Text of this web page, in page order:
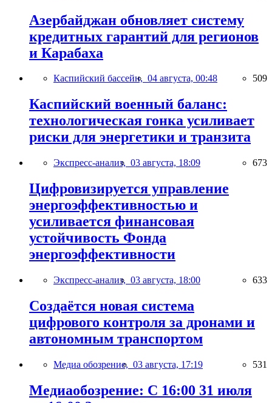
Азербайджан обновляет систему
кредитных гарантий для регионов
и Карабаха
Каспийский бассейн, 04 августа, 00:48 509
Каспийский военный баланс:
технологическая гонка усиливает
риски для энергетики и транзита
Экспресс-анализ, 03 августа, 18:09 673
Цифровизируется управление
энергоэффективностью и
усиливается финансовая
устойчивость Фонда
энергоэффективности
Экспресс-анализ, 03 августа, 18:00 633
Создаётся новая система
цифрового контроля за дронами и
автономным транспортом
Медиа обозрение, 03 августа, 17:19 531
Медиаобозрение: С 16:00 31 июля